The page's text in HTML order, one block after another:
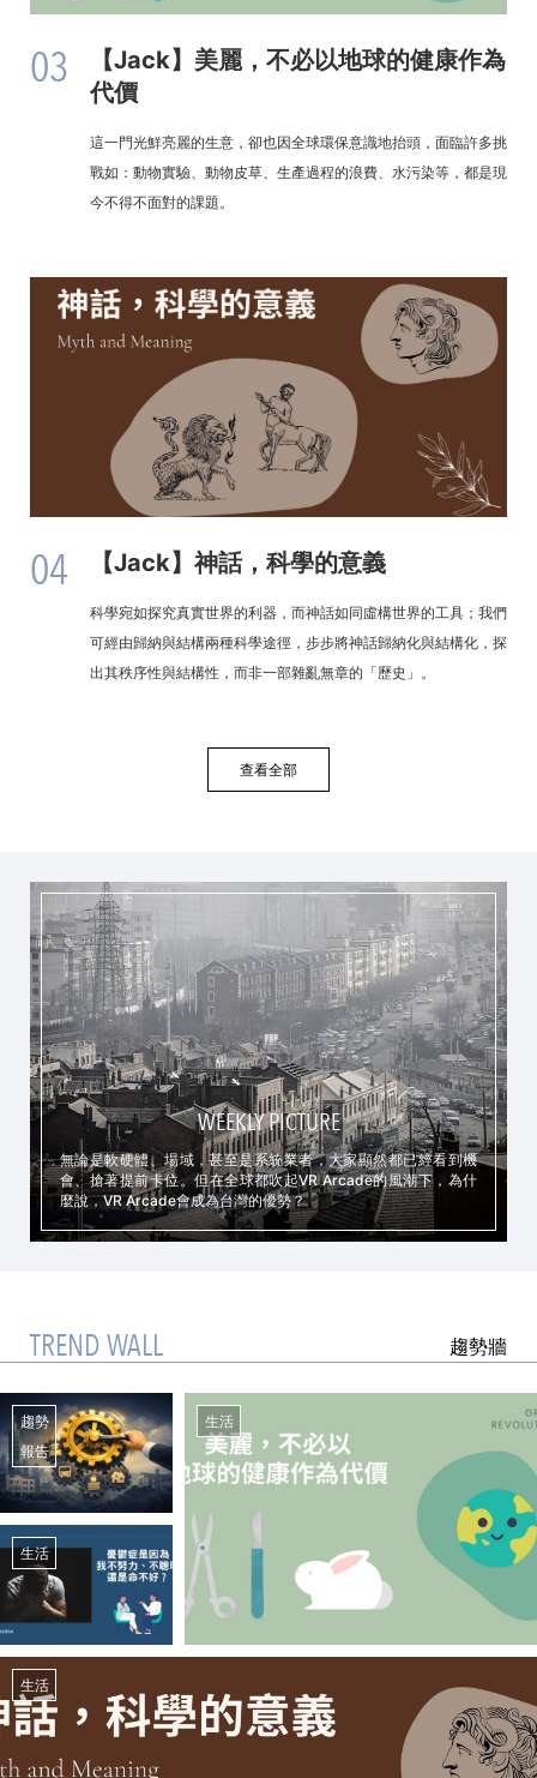
03
【Jack】美麗，不必以地球的健康作為
代價
這一門光鮮亮麗的生意，卻也因全球環保意識地抬頭，面臨許多挑
戰如：動物實驗、動物皮草、生產過程的浪費、水污染等，都是現
今不得不面對的課題。
04 【Jack】神話，科學的意義
科學宛如探究真實世界的利器，而神話如同虛構世界的工具；我們
可經由歸納與結構兩種科學途徑，步步將神話歸納化與結構化，探
出其秩序性與結構性，而非一部雜亂無章的「歷史」。
查看全部
WEEKLY PICTURE
無論是軟硬體、場域，甚至是系統業者，大家顯然都已經看到機
會、搶著提前卡位。但在全球都吹起VR Arcade的風潮下，為什
麼說，VR Arcade會成為台灣的優勢？
TREND WALL 趨勢牆
趨勢
報告
生活
生活
生活